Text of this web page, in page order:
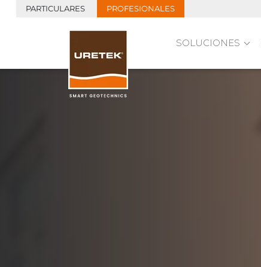
PARTICULARES PROFESIONALES
SOLUCIONES